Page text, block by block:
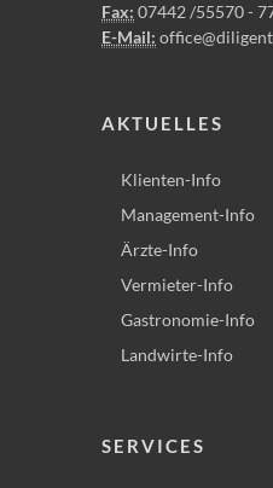
Fax: 07442 /55570 -
E-Mail:
AKTUELLES
Klienten-Info
Management-Info
Ärzte-Info
Vermieter-Info
Gastronomie-Info
Landwirte-Info
SERVICES